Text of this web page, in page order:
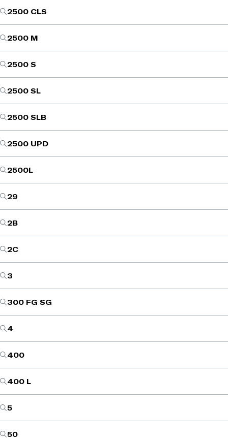
2500 CLS
2500 M
2500 S
2500 SL
2500 SLB
2500 UPD
2500L
29
2B
2C
3
300 FG SG
4
400
400 L
5
50